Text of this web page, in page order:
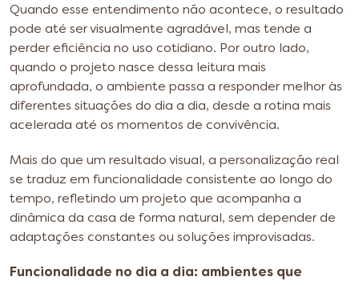
Quando esse entendimento não acontece, o resultado
pode até ser visualmente agradável, mas tende a
perder eficiência no uso cotidiano. Por outro lado,
quando o projeto nasce dessa leitura mais
aprofundada, o ambiente passa a responder melhor às
diferentes situações do dia a dia, desde a rotina mais
acelerada até os momentos de convivência.
Mais do que um resultado visual, a personalização real
se traduz em funcionalidade consistente ao longo do
tempo, refletindo um projeto que acompanha a
dinâmica da casa de forma natural, sem depender de
adaptações constantes ou soluções improvisadas.
Funcionalidade no dia a dia: ambientes que